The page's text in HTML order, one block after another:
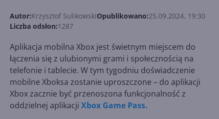
Autor:Krzysztof SulikowskiOpublikowano:25.09.2024, 19:30
Liczba odsłon:1287
Aplikacja mobilna Xbox jest świetnym miejscem do
łączenia się z ulubionymi grami i społecznością na
telefonie i tablecie. W tym tygodniu doświadczenie
mobilne Xboksa zostanie uproszczone – do aplikacji
Xbox zacznie być przenoszona funkcjonalność z
oddzielnej aplikacji Xbox Game Pass.